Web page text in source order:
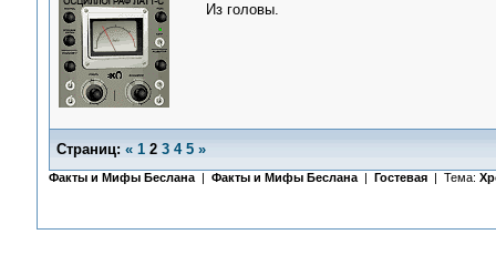
Из головы.
Страниц: « 1 2 3 4 5 »
Факты и Мифы Беслана| Факты и Мифы Беслана| Гостевая | Тема: